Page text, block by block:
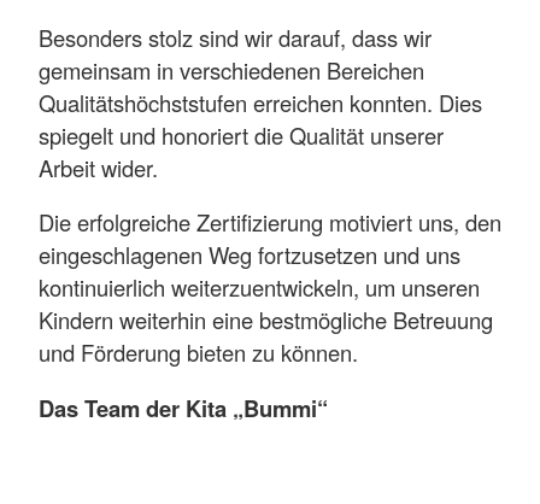
Besonders stolz sind wir darauf, dass wir
gemeinsam in verschiedenen Bereichen
Qualitätshöchststufen erreichen konnten. Dies
spiegelt und honoriert die Qualität unserer
Arbeit wider.
Die erfolgreiche Zertifizierung motiviert uns, den
eingeschlagenen Weg fortzusetzen und uns
kontinuierlich weiterzuentwickeln, um unseren
Kindern weiterhin eine bestmögliche Betreuung
und Förderung bieten zu können.
Das Team der Kita „Bummi“